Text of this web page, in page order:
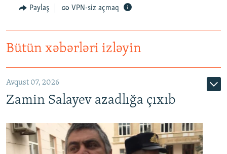
Paylaş VPN-siz açmaq
Bütün xəbərləri izləyin
Avqust 07, 2026
Zamin Salayev azadlığa çıxıb